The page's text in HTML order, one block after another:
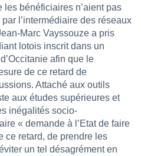
les bénéficiaires n’aient pas
l’intermédiaire des réseaux
Marc Vayssouze a pris
lotois inscrit dans un
afin que le
de ce retard de
Attaché aux outils
aux études supérieures et
inégalités socio-
« demande à l’Etat de faire
ce retard, de prendre les
un tel désagrément en